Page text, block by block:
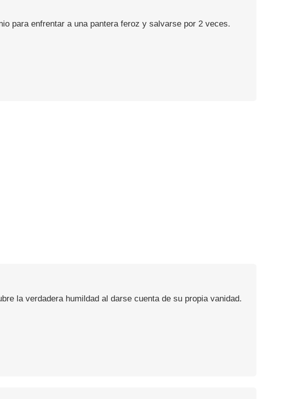
para enfrentar a una pantera feroz y salvarse por 2 veces.
la verdadera humildad al darse cuenta de su propia vanidad.